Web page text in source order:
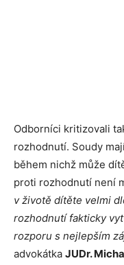
Odborníci kritizovali
rozhodnutí. Soudy
během nichž může
proti rozhodnutí není
v životě dítěte velmi
rozhodnutí fakticky
rozporu s nejlepším
advokátka JUDr.